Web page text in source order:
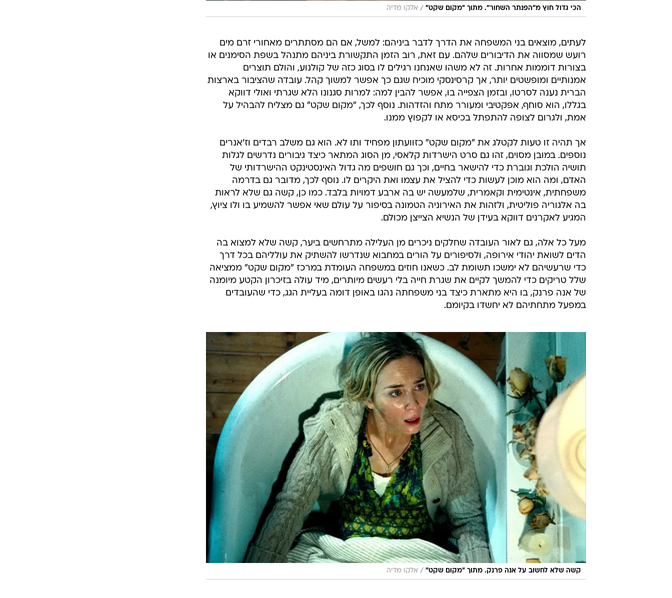
הכי גדול חוץ מ"הפנתר השחור". מתוך "מקום שקט" / אלקו מדיה
לעתים, מוצאים בני המשפחה את הדרך לדבר ביניהם: למשל, אם הם מסתתרים מאחורי זרם מים
רועש שמסווה את הדיבורים שלהם. עם זאת, רוב הזמן התקשורת ביניהם מתנהל בשפת הסימנים או
בצורות דוממות אחרות. זה לא משהו שאנחנו רגילים לו בסוג כזה של קולנוע, והולם תוצרים
אמנותיים ומופשטים יותר, אך קרסינסקי מוכיח שגם כך אפשר למשוך קהל. עובדה שהציבור בארצות
הברית נענה לסרטו, ובזמן הצפייה בו, אפשר להבין למה: למרות סגנונו הלא שגרתי ואולי דווקא
בגללו, הוא סוחף, אפקטיבי ומעורר מתח והזדהות. נוסף לכך, "מקום שקט" גם מצליח להבהיל על
אמת, ולגרום לצופה להתפתל בכיסא או לקפוץ ממנו.
אך תהיה זו טעות לקטלג את "מקום שקט" כזוועתון מפחיד ותו לא. הוא גם משלב רבדים וז'אנרים
נוספים. במובן מסוים, זהו גם סרט הישרדות קלאסי, מן הסוג המתאר כיצד גיבורים נדרשים לגלות
תושיה הולכת וגוברת כדי להישאר בחיים, וכך גם חושפים מה גדול האינסטינקט ההישרדותי של
האדם, ומה הוא מוכן לעשות כדי להציל את עצמו ואת היקרים לו. נוסף לכך, מדובר גם בדרמה
משפחתית, אינטימית וקאמרית, שלמעשה יש בה ארבע דמויות בלבד. כמו כן, קשה גם שלא לראות
בה אלגוריה פוליטית, ולזהות את האירוניה הטמונה בסיפור על עולם שאי אפשר להשמיע בו ולו ציוץ,
המגיע לאקרנים דווקא בעידן של הנשיא הצייצן מכולם.
מעל כל אלה, גם לאור העובדה שחלקים ניכרים מן העלילה מתרחשים ביער, קשה שלא למצוא בה
הדים לשואת יהודי אירופה, ולסיפורים על הורים במחבוא שנדרשו להשתיק את עולליהם בכל דרך
כדי שרעשיהם לא ימשכו תשומת לב. כשאנו חוזים במשפחה העומדת במרכז "מקום שקט" ממציאה
שלל טריקים כדי להמשך לקיים את שגרת חייה בלי רעשים מיותרים, מיד עולה בזיכרון הקטע מיומנה
של אנה פרנק, בו היא מתארת כיצד בני משפחתה נהגו באופן דומה בעליית הגג, כדי שהעובדים
במפעל מתחתיהם לא יחשדו בקיומם.
קשה שלא לחשוב על אנה פרנק. מתוך "מקום שקט" / אלקו מדיה